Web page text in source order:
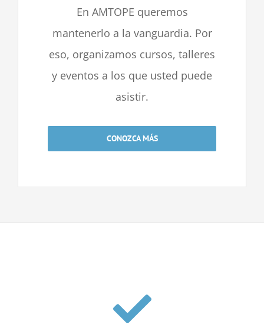
En AMTOPE queremos
mantenerlo a la vanguardia. Por
eso, organizamos cursos, talleres
y eventos a los que usted puede
asistir.
CONOZCA MÁS